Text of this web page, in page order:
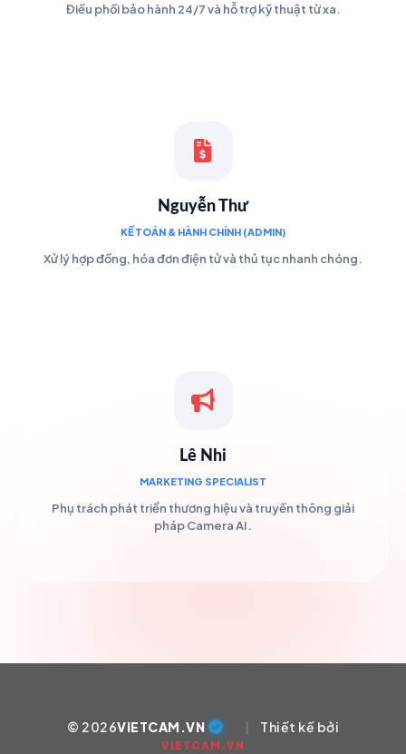
Điều phối bảo hành 24/7 và hỗ trợ kỹ thuật từ xa.
Nguyễn Thư
KẾ TOÁN & HÀNH CHÍNH (ADMIN)
Xử lý hợp đồng, hóa đơn điện tử và thủ tục nhanh chóng.
Lê Nhi
MARKETING SPECIALIST
Phụ trách phát triển thương hiệu và truyền thông giải
pháp Camera AI.
© 2026VIETCAM.VN | Thiết kế bởi
VIETCAM.VN